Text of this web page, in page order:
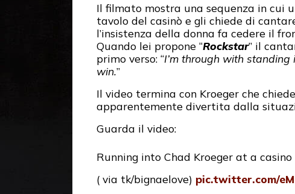
Il filmato mostra una sequenza in cui
tavolo del casinò e gli chiede di
l’insistenza della donna fa cedere il
Quando lei propone “Rockstar” il
primo verso: “I’m through with standing
win.”
Il video termina con Kroeger che
apparentemente divertita dalla
Guarda il video:
Running into Chad Kroeger at a
( via tk/bignaelove) pic.twitter.com/